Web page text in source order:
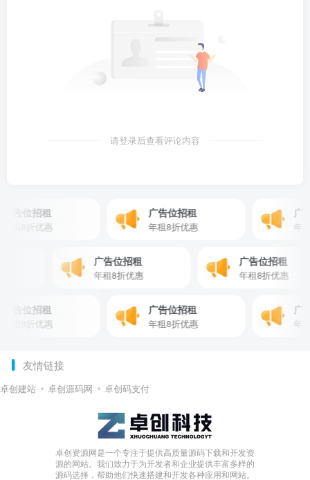
请登录后查看评论内容
告位招租
租8折优惠
广告位招租
年租8折优惠
广
年
广告位招租
年租8折优惠
广告位招租
年租8折优惠
告位招租
租8折优惠
广告位招租
年租8折优惠
广
年
友情链接
卓创建站 卓创源码网 卓创码支付
卓创资源网是一个专注于提供高质量源码下载和开发资
源的网站。我们致力于为开发者和企业提供丰富多样的
源码选择，帮助他们快速搭建和开发各种应用和网站。